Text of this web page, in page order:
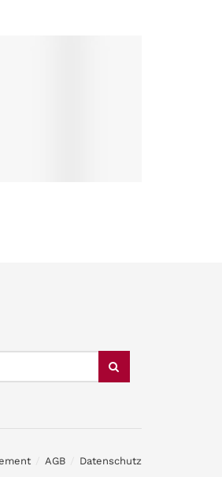
AGB Datenschutz